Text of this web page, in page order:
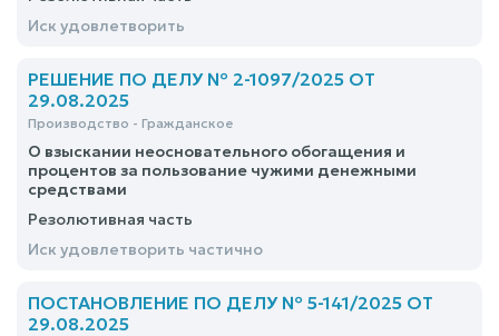
Иск удовлетворить
РЕШЕНИЕ ПО ДЕЛУ № 2-1097/2025 ОТ
29.08.2025
Производство - Гражданское
О взыскании неосновательного обогащения и
процентов за пользование чужими денежными
средствами
Резолютивная часть
Иск удовлетворить частично
ПОСТАНОВЛЕНИЕ ПО ДЕЛУ № 5-141/2025 ОТ
29.08.2025